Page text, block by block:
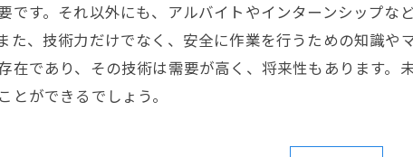
です。それ以外にも、アルバイトやインターンシップ
た、技術力だけでなく、安全に作業を行うための知識や
在であり、その技術は需要が高く、将来性もあります
ができるでしょう。